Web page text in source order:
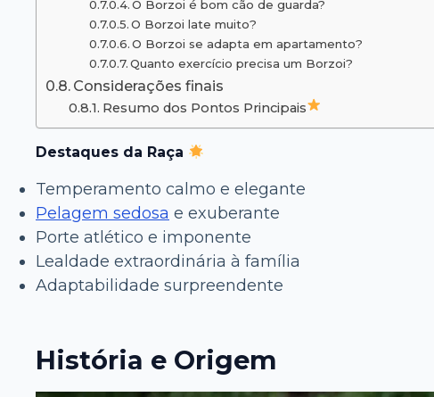
O Borzoi é bom cão de guarda?
O Borzoi late muito?
O Borzoi se adapta em apartamento?
Quanto exercício precisa um Borzoi?
Considerações finais
Resumo dos Pontos Principais
Destaques da Raça
Temperamento calmo e elegante
Pelagem sedosa e exuberante
Porte atlético e imponente
Lealdade extraordinária à família
Adaptabilidade surpreendente
História e Origem